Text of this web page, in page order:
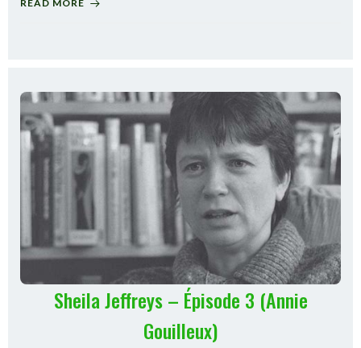
READ MORE
Sheila Jeffreys – Épisode 3 (Annie
Gouilleux)